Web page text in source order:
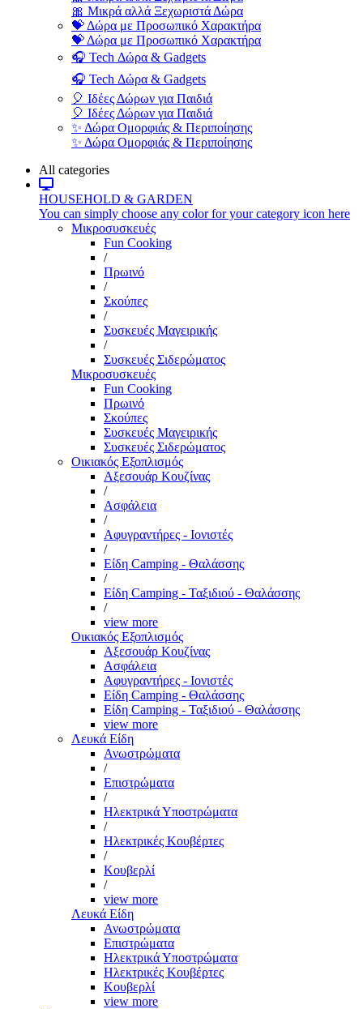
🎀 Μικρά αλλά Ξεχωριστά Δώρα
💝 Δώρα με Προσωπικό Χαρακτήρα
💝 Δώρα με Προσωπικό Χαρακτήρα
🎧 Tech Δώρα & Gadgets
🎧 Tech Δώρα & Gadgets
🎈 Ιδέες Δώρων για Παιδιά
🎈 Ιδέες Δώρων για Παιδιά
✨ Δώρα Ομορφιάς & Περιποίησης
✨ Δώρα Ομορφιάς & Περιποίησης
All categories
HOUSEHOLD & GARDEN
You can simply choose any color for your category icon here
Μικροσυσκευές
Fun Cooking
/
Πρωινό
/
Σκούπες
/
Συσκευές Μαγειρικής
/
Συσκευές Σιδερώματος
Μικροσυσκευές
Fun Cooking
Πρωινό
Σκούπες
Συσκευές Μαγειρικής
Συσκευές Σιδερώματος
Οικιακός Εξοπλισμός
Αξεσουάρ Κουζίνας
/
Ασφάλεια
/
Αφυγραντήρες - Ιονιστές
/
Είδη Camping - Θαλάσσης
/
Είδη Camping - Ταξιδιού - Θαλάσσης
/
view more
Οικιακός Εξοπλισμός
Αξεσουάρ Κουζίνας
Ασφάλεια
Αφυγραντήρες - Ιονιστές
Είδη Camping - Θαλάσσης
Είδη Camping - Ταξιδιού - Θαλάσσης
view more
Λευκά Είδη
Ανωστρώματα
/
Επιστρώματα
/
Ηλεκτρικά Υποστρώματα
/
Ηλεκτρικές Κουβέρτες
/
Κουβερλί
/
view more
Λευκά Είδη
Ανωστρώματα
Επιστρώματα
Ηλεκτρικά Υποστρώματα
Ηλεκτρικές Κουβέρτες
Κουβερλί
view more